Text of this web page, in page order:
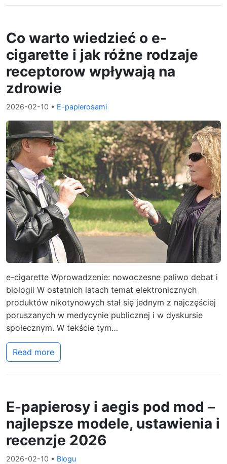
Co warto wiedzieć o e-
cigarette i jak różne rodzaje
receptorow wpływają na
zdrowie
2026-02-10 • E-papierosami
e-cigarette Wprowadzenie: nowoczesne paliwo debat i
biologii W ostatnich latach temat elektronicznych
produktów nikotynowych stał się jednym z najczęściej
poruszanych w medycynie publicznej i w dyskursie
społecznym. W tekście tym…
Read more
E-papierosy i aegis pod mod –
najlepsze modele, ustawienia i
recenzje 2026
2026-02-10 • Blogu